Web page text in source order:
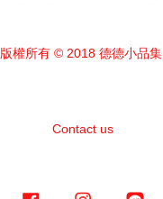
版權所有 © 2018 德德小品集.
Contact us